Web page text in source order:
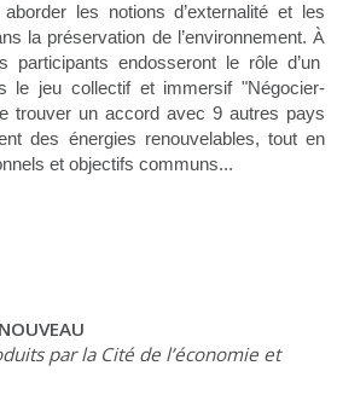
les notions d’externalité et les
la préservation de l’environnement. À
endosseront le rôle d’un
le jeu collectif et immersif "Négocier-
trouver un accord avec 9 autres pays
des énergies renouvelables, tout en
et objectifs communs...
NOUVEAU
par la Cité de l’économie et